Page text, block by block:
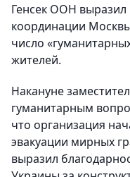
Генсек ООН
координации
число
жителей.
Накануне
гуманитарным
что организация
эвакуации мирных
выразил